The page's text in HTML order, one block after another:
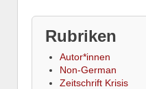
Rubriken
Autor*innen
Non-German
Zeitschrift Krisis